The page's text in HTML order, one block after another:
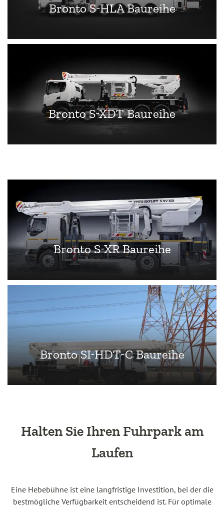
Bronto S-HLA Baureihe
Bronto S-XDT Baureihe
Bronto S-XR Baureihe
Bronto SI-HDT-C Baureihe
Halten Sie Ihren Fuhrpark am
Laufen
Eine Hebebühne ist eine langfristige Investition, bei der die
bestmögliche Verfügbarkeit entscheidend ist. Für optimale